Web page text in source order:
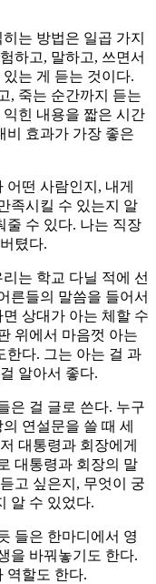
는 방법은 일곱 가지
하고, 말하고, 쓰면서
는 게 듣는 것이다.
, 죽는 순간까지 듣는
힌 내용을 짧은 시간
비 효과가 가장 좋은
떤 사람인지, 내게
족시킬 수 있는지 알
줄 수 있다. 나는 직장
텼다.
는 학교 다닐 적에 선
른들의 말씀을 들어서
상대가 아는 체할 수
위에서 마음껏 아는
한다. 그는 아는 걸 과
알아서 좋다.
은 걸 글로 쓴다. 누구
연설문을 쓸 때 세
대통령과 회장에게
대통령과 회장의 말
고 싶은지, 무엇이 궁
알 수 있었다.
들은 한마디에서 영
을 바꿔놓기도 한다.
역할도 한다.